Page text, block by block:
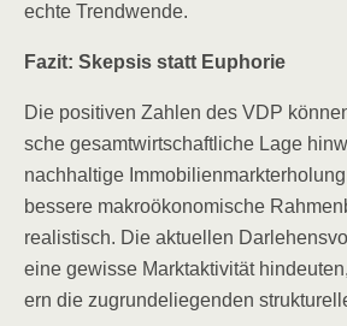
ech­te Trendwende.
Fazit: Skep­sis statt Euphorie
Die posi­ti­ven Zah­len des VDP
sche gesamt­wirt­schaft­li­che Lage
nach­hal­ti­ge
bes­se­re makro­öko­no­mi­sche
rea­lis­tisch. Die aktu­el­len
eine gewis­se Markt­ak­ti­vi­tät
ern die zugrun­de­lie­gen­den